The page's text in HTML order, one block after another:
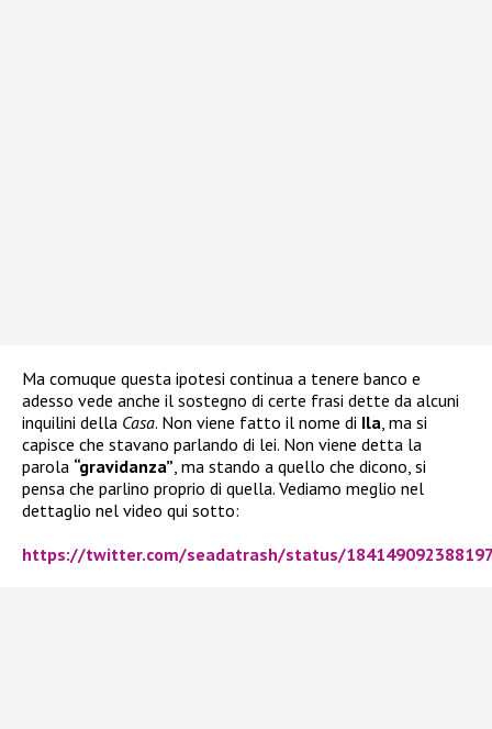
Ma comuque questa ipotesi continua a tenere banco e
adesso vede anche il sostegno di certe frasi dette da alcuni
inquilini della Casa. Non viene fatto il nome di Ila, ma si
capisce che stavano parlando di lei. Non viene detta la
parola “gravidanza”, ma stando a quello che dicono, si
pensa che parlino proprio di quella. Vediamo meglio nel
dettaglio nel video qui sotto:
https://twitter.com/seadatrash/status/